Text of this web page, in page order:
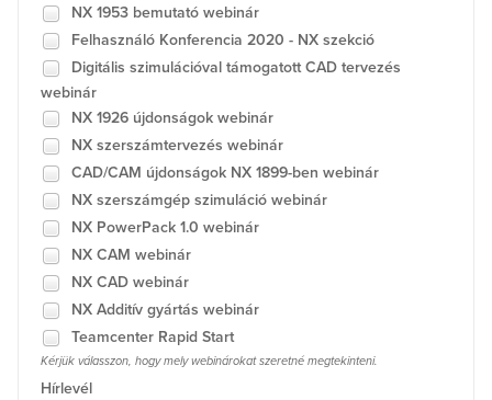
NX 1953 bemutató webinár
Felhasználó Konferencia 2020 - NX szekció
Digitális szimulációval támogatott CAD tervezés
webinár
NX 1926 újdonságok webinár
NX szerszámtervezés webinár
CAD/CAM újdonságok NX 1899-ben webinár
NX szerszámgép szimuláció webinár
NX PowerPack 1.0 webinár
NX CAM webinár
NX CAD webinár
NX Additív gyártás webinár
Teamcenter Rapid Start
Kérjük válasszon, hogy mely webinárokat szeretné megtekinteni.
Hírlevél